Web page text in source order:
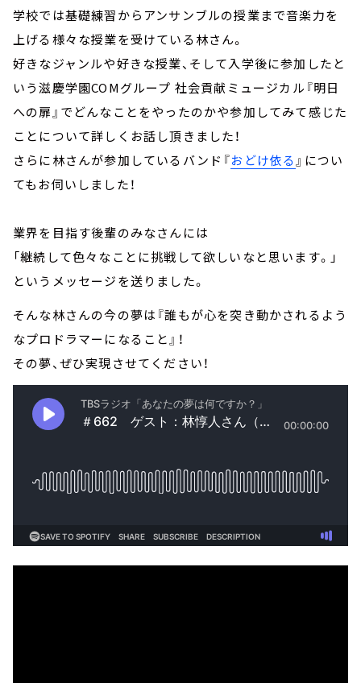
学校では基礎練習からアンサンブルの授業まで音楽力を
上げる様々な授業を受けている林さん。
好きなジャンルや好きな授業、そして入学後に参加したと
いう滋慶学園COMグループ 社会貢献ミュージカル『明日
への扉』でどんなことをやったのかや参加してみて感じた
ことについて詳しくお話し頂きました！
さらに林さんが参加しているバンド『おどけ依る』につい
てもお伺いしました！
業界を目指す後輩のみなさんには
「継続して色々なことに挑戦して欲しいなと思います。」
というメッセージを送りました。
そんな林さんの今の夢は『誰もが心を突き動かされるよう
なプロドラマーになること』！
その夢、ぜひ実現させてください！